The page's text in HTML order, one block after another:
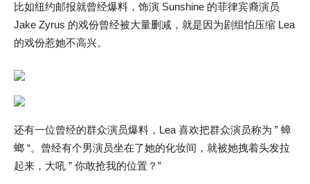
比如纽约邮报就曾经爆料，饰演 Sunshine 的菲律宾裔演员
Jake Zyrus 的戏份曾经被大量删减，就是因为剧组怕压缩 Lea
的戏份惹她不高兴。
还有一位曾经的群众演员爆料，Lea 喜欢把群众演员称为 ” 蟑
螂 “。曾经有个男演员坐在了她的化妆间，就被她拽着头发拉
起来，大吼 ” 你敢抢我的位置？”